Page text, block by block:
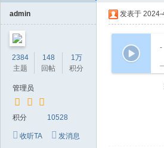
admin
2384
主题
148
回帖
1万
积分
管理员
积分 10528
收听TA 发消息
发表于
-